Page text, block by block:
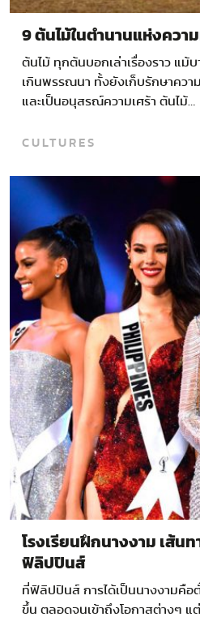
9 ต้นไม้ในตำนานแห่งควา
ต้นไม้ ทุกต้นบอกเล่าเรื่องราว แม้
เกินพรรณนา ทั้งยังเก็บรักษาควา
และเป็นอนุสรณ์ความเศร้า ต้นไม้…
CULTURES
โรงเรียนฝึกนางงาม เส้น
ฟิลิปปินส์
ที่ฟิลิปปินส์ การได้เป็นนางงามคือ
ขึ้น ตลอดจนเข้าถึงโอกาสต่างๆ แ